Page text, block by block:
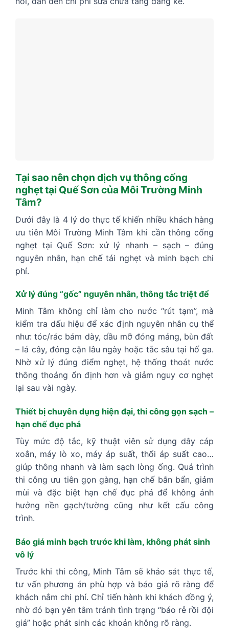
Tại sao nên chọn dịch vụ thông cống
nghẹt tại Quế Sơn của Môi Trường Minh
Tâm?
Dưới đây là 4 lý do thực tế khiến nhiều khách hàng
ưu tiên Môi Trường Minh Tâm khi cần thông cống
nghẹt tại Quế Sơn: xử lý nhanh – sạch – đúng
nguyên nhân, hạn chế tái nghẹt và minh bạch chi
phí.
Xử lý đúng “gốc” nguyên nhân, thông tắc triệt để
Minh Tâm không chỉ làm cho nước “rút tạm”, mà
kiểm tra dấu hiệu để xác định nguyên nhân cụ thể
như: tóc/rác bám dày, dầu mỡ đóng mảng, bùn đất
– lá cây, đóng cặn lâu ngày hoặc tắc sâu tại hố ga.
Nhờ xử lý đúng điểm nghẹt, hệ thống thoát nước
thông thoáng ổn định hơn và giảm nguy cơ nghẹt
lại sau vài ngày.
Thiết bị chuyên dụng hiện đại, thi công gọn sạch –
hạn chế đục phá
Tùy mức độ tắc, kỹ thuật viên sử dụng dây cáp
xoắn, máy lò xo, máy áp suất, thổi áp suất cao…
giúp thông nhanh và làm sạch lòng ống. Quá trình
thi công ưu tiên gọn gàng, hạn chế bắn bẩn, giảm
mùi và đặc biệt hạn chế đục phá để không ảnh
hưởng nền gạch/tường cũng như kết cấu công
trình.
Báo giá minh bạch trước khi làm, không phát sinh
vô lý
Trước khi thi công, Minh Tâm sẽ khảo sát thực tế,
tư vấn phương án phù hợp và báo giá rõ ràng để
khách nắm chi phí. Chỉ tiến hành khi khách đồng ý,
nhờ đó bạn yên tâm tránh tình trạng “báo rẻ rồi đội
giá” hoặc phát sinh các khoản không rõ ràng.